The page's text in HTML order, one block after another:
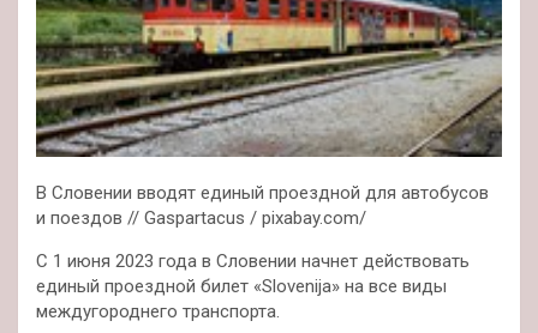
В Словении вводят единый проездной для автобусов
и поездов // Gaspartacus / pixabay.com/
С 1 июня 2023 года в Словении начнет действовать
единый проездной билет «Slovenija» на все виды
междугороднего транспорта.